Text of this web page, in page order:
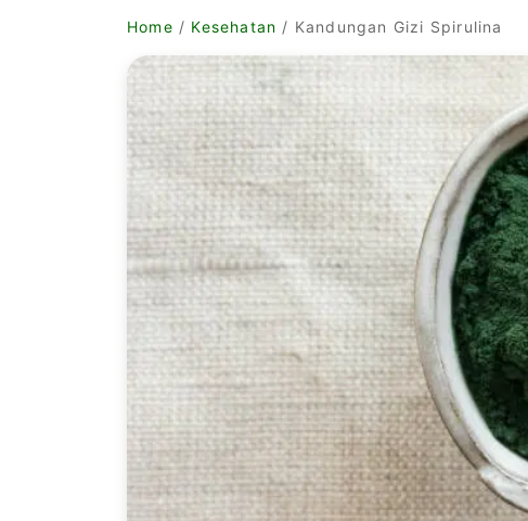
Home / Kesehatan / Kandungan Gizi Spirulina